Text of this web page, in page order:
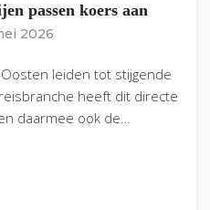
passen koers aan
2026
leiden tot stijgende
heeft dit directe
daarmee ook de…